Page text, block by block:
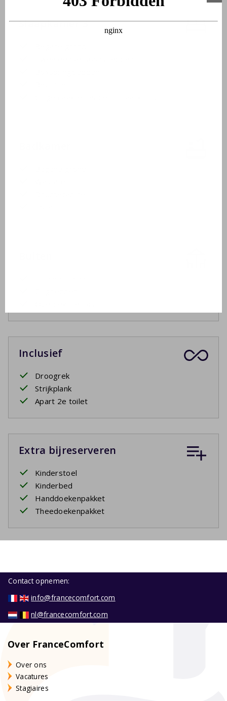
Slaapkamer 3
Inclusief
Droogrek
Strijkplank
Apart 2e toilet
Extra bijreserveren
Kinderstoel
Kinderbed
Handdoekenpakket
Theedoekenpakket
Contact opnemen:
info@francecomfort.com
nl@francecomfort.com
Over FranceComfort
Over ons
Vacatures
Stagiaires